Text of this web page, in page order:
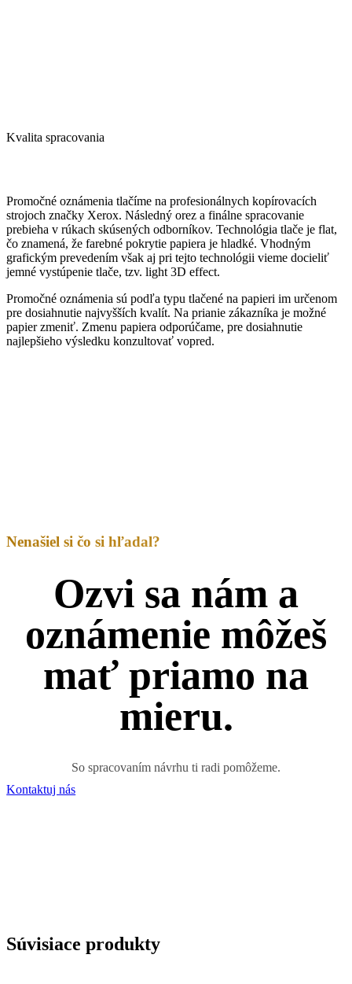
Kvalita spracovania
Promočné oznámenia tlačíme na profesionálnych kopírovacích
strojoch značky Xerox. Následný orez a finálne spracovanie
prebieha v rúkach skúsených odborníkov. Technológia tlače je flat,
čo znamená, že farebné pokrytie papiera je hladké. Vhodným
grafickým prevedením však aj pri tejto technológii vieme docieliť
jemné vystúpenie tlače, tzv. light 3D effect.
Promočné oznámenia sú podľa typu tlačené na papieri im určenom
pre dosiahnutie najvyšších kvalít. Na prianie zákazníka je možné
papier zmeniť. Zmenu papiera odporúčame, pre dosiahnutie
najlepšieho výsledku konzultovať vopred.
Nenašiel si čo si hľadal?
Ozvi sa nám a
oznámenie môžeš
mať priamo na
mieru.
So spracovaním návrhu ti radi pomôžeme.
Kontaktuj nás
Súvisiace produkty